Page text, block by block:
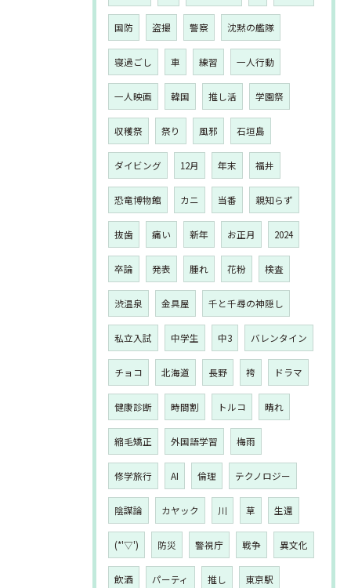
国防 盗撮 警察 沈黙の艦隊
寝過ごし 車 練習 一人行動
一人映画 韓国 推し活 学園祭
収穫祭 祭り 風邪 石垣島
ダイビング 12月 年末 福井
恐竜博物館 カニ 当番 親知らず
抜歯 痛い 新年 お正月 2024
卒論 発表 腫れ 花粉 検査
渋温泉 金具屋 千と千尋の神隠し
私立入試 中学生 中3 バレンタイン
チョコ 北海道 長野 袴 ドラマ
健康診断 時間割 トルコ 晴れ
縮毛矯正 外国語学習 梅雨
修学旅行 AI 倫理 テクノロジー
陰謀論 カヤック 川 草 生還
(*'▽') 防災 警視庁 戦争 異文化
飲酒 パーティ 推し 東京駅